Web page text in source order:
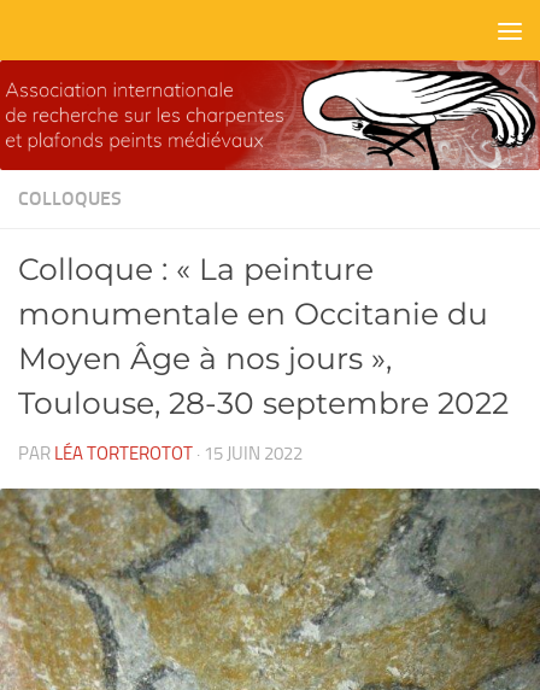
COLLOQUES
Colloque : « La peinture
monumentale en Occitanie du
Moyen Âge à nos jours »,
Toulouse, 28-30 septembre 2022
PAR LÉA TORTEROTOT · 15 JUIN 2022